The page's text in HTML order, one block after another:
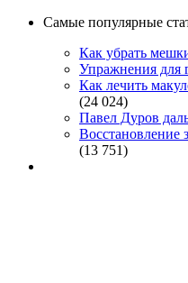
Самые популярные
Как убрать
Упражнения для
Как лечить
(24 024)
Павел Дуров
Восстановление
(13 751)